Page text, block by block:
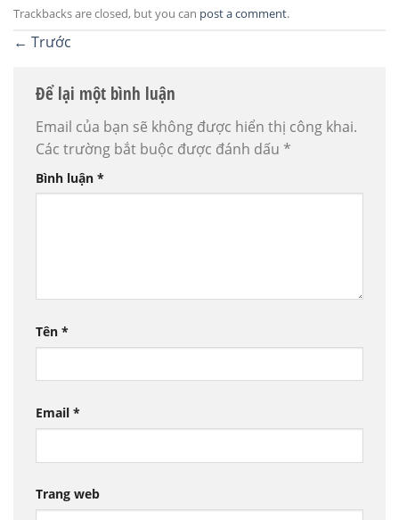
Trackbacks are closed, but you can post a comment.
← Trước
Để lại một bình luận
Email của bạn sẽ không được hiển thị công khai.
Các trường bắt buộc được đánh dấu *
Bình luận *
Tên *
Email *
Trang web